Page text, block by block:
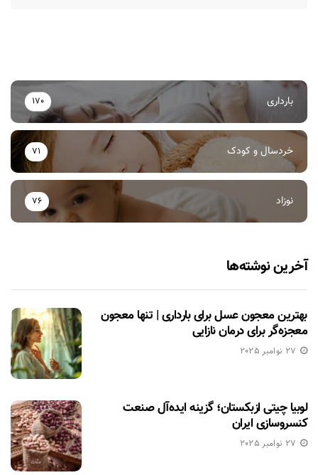
بارداری 170
خردسال و کودک 71
نوزاد 76
آخرین نوشته‌ها
بهترین معجون عسل برای بارداری | تنها معجون
معجزه‌گر برای درمان نازایی
27 نوامبر 2025
لوبیا چیتی ازبکستان؛ گزینه ایده‌آل صنعت
کنسروسازی ایران
27 نوامبر 2025